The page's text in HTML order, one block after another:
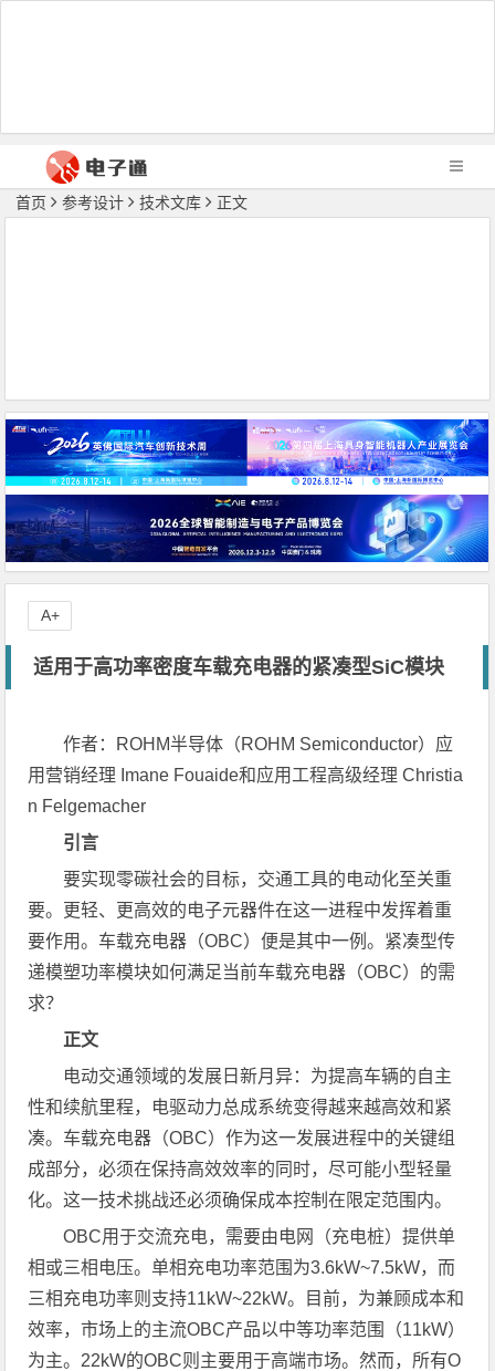
首页 参考设计 技术文库 正文
适用于高功率密度车载充电器的紧凑型SiC模块
作者： ROHM半导体（ROHM Semiconductor）应
用营销经理 Imane Fouaide和应用工程高级经理 Christia
n Felgemacher
引言
要实现零碳社会的目标，交通工具的电动化至关重
要。更轻、更高效的电子元器件在这一进程中发挥着重
要作用。车载充电器（OBC）便是其中一例。紧凑型传
递模塑功率模块如何满足当前车载充电器（OBC）的需
求？
正文
电动交通领域的发展日新月异：为提高车辆的自主
性和续航里程，电驱动力总成系统变得越来越高效和紧
凑。车载充电器（OBC）作为这一发展进程中的关键组
成部分，必须在保持高效效率的同时，尽可能小型轻量
化。这一技术挑战还必须确保成本控制在限定范围内。
OBC用于交流充电，需要由电网（充电桩）提供单
相或三相电压。单相充电功率范围为3.6kW~7.5kW，而
三相充电功率则支持11kW~22kW。目前，为兼顾成本和
效率，市场上的主流OBC产品以中等功率范围（11kW）
为主。22kW的OBC则主要用于高端市场。然而，所有O
A+